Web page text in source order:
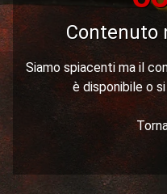
Contenuto
Siamo spiacenti ma il
è disponibile o